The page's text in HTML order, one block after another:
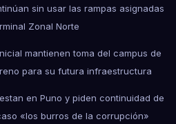
sin usar las rampas asignadas
Zonal Norte
mantienen toma del campus de
para su futura infraestructura
en Puno y piden continuidad de
«los burros de la corrupción»